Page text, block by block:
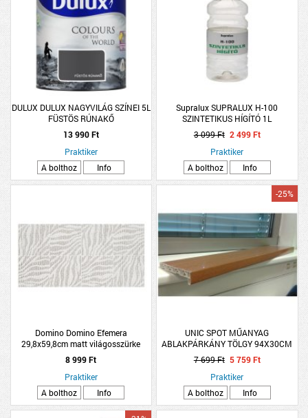
DULUX DULUX NAGYVILÁG SZÍNEI 5L
FÜSTÖS RÚNAKŐ
13 990 Ft
Praktiker
A bolthoz
Info
Supralux SUPRALUX H-100
SZINTETIKUS HÍGÍTÓ 1L
3 099 Ft 2 499 Ft
Praktiker
A bolthoz
Info
Domino Domino Efemera
29,8x59,8cm matt világosszürke
mintás dekorcsempe
8 999 Ft
Praktiker
A bolthoz
Info
UNIC SPOT MŰANYAG
ABLAKPÁRKÁNY TÖLGY 94X30CM
-25%
7 699 Ft 5 759 Ft
Praktiker
A bolthoz
Info